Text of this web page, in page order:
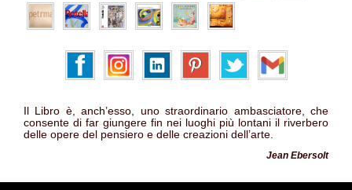
Il Libro è, anch’esso, uno straordinario ambasciatore, che
consente di far giungere fin nei luoghi più lontani il riverbero
delle opere del pensiero e delle creazioni dell’arte.
Jean Ebersolt